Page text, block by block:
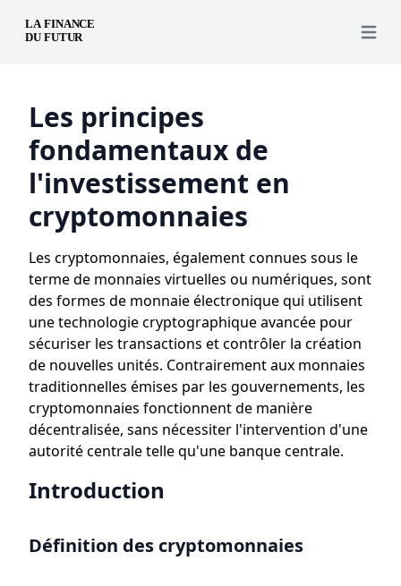
Open
Les principes
fondamentaux de
l'investissement en
cryptomonnaies
Les cryptomonnaies, également connues sous le
terme de monnaies virtuelles ou numériques, sont
des formes de monnaie électronique qui utilisent
une technologie cryptographique avancée pour
sécuriser les transactions et contrôler la création
de nouvelles unités. Contrairement aux monnaies
traditionnelles émises par les gouvernements, les
cryptomonnaies fonctionnent de manière
décentralisée, sans nécessiter l'intervention d'une
autorité centrale telle qu'une banque centrale.
Introduction
Définition des cryptomonnaies